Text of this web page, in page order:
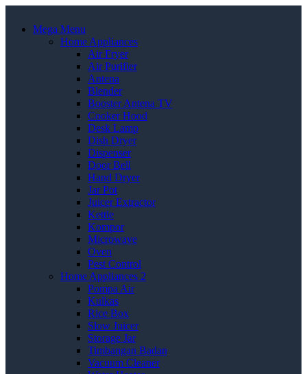
Mega Menu
Home Appliances
Air Fryer
Air Purifier
Antena
Blender
Booster Antena TV
Cooker Hood
Desk Lamp
Dish Dryer
Dispenser
Door Bell
Hand Dryer
Jar Pot
Juicer Extractor
Kettle
Kompor
Microwave
Oven
Pest Control
Home Appliances 2
Pompa Air
Kulkas
Rice Box
Slow Juicer
Storage Jar
Timbangan Badan
Vacuum Cleaner